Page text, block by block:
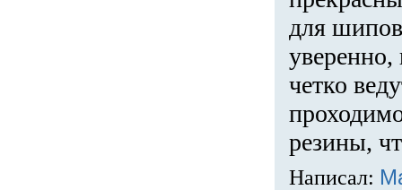
для
четко
резины,
Написал: